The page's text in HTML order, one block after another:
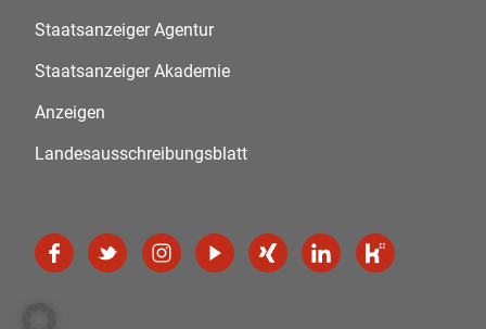
Staatsanzeiger Agentur
Staatsanzeiger Akademie
Anzeigen
Landesausschreibungsblatt